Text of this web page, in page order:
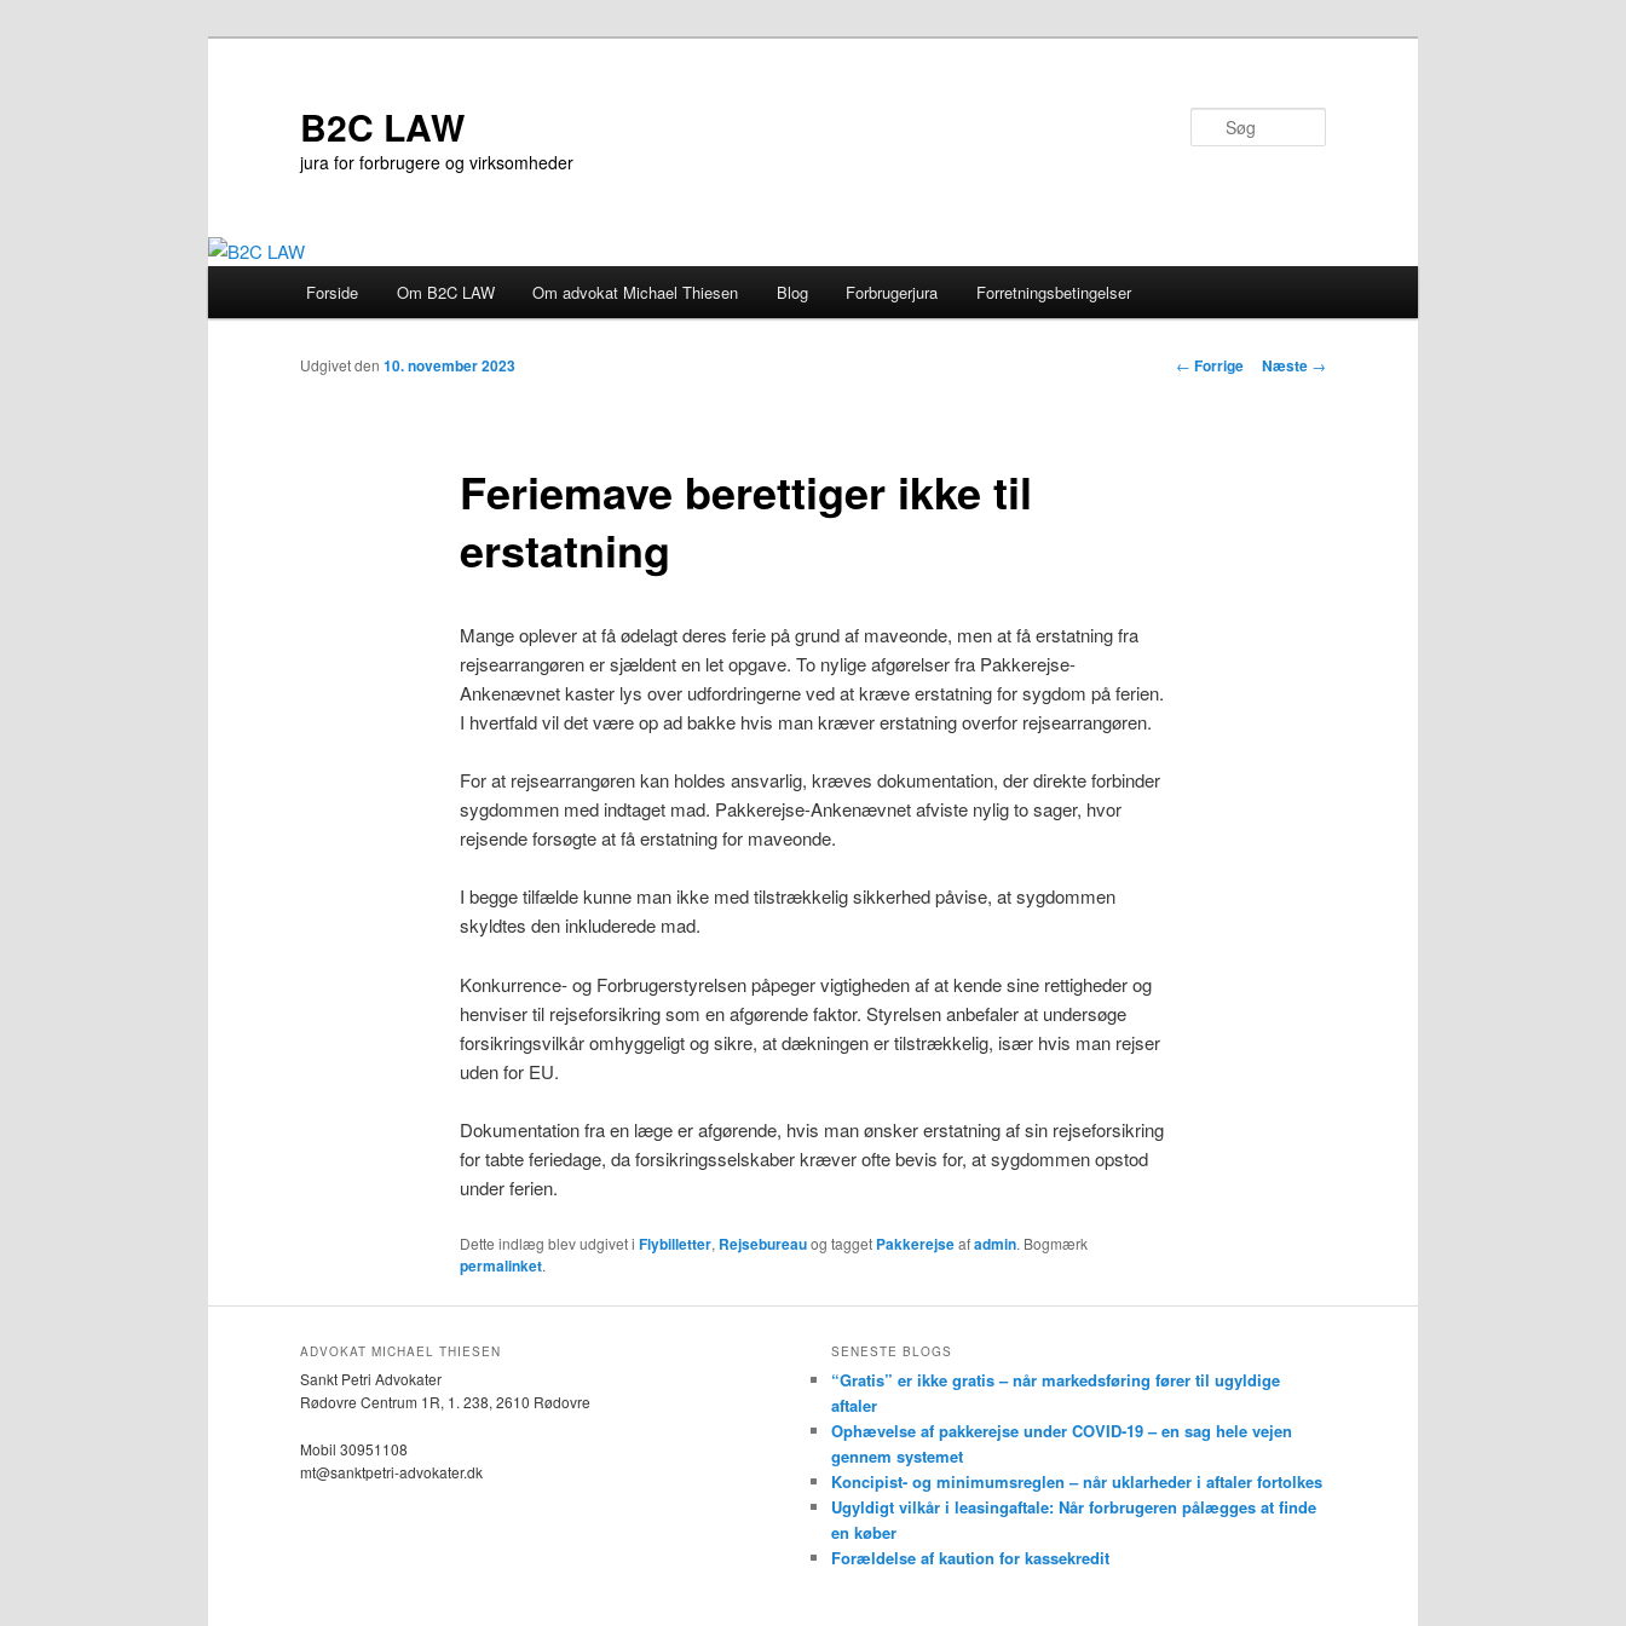
B2C LAW
jura for forbrugere og virksomheder
Forside Om B2C LAW Om advokat Michael Thiesen Blog Forbrugerjura Forretningsbetingelser
Indlægsnavigation
← Forrige Næste →
Feriemave berettiger ikke til
erstatning
Udgivet den 10. november 2023
Mange oplever at få ødelagt deres ferie på grund af maveonde, men at få erstatning fra
rejsearrangøren er sjældent en let opgave. To nylige afgørelser fra Pakkerejse-
Ankenævnet kaster lys over udfordringerne ved at kræve erstatning for sygdom på ferien.
I hvertfald vil det være op ad bakke hvis man kræver erstatning overfor rejsearrangøren.
For at rejsearrangøren kan holdes ansvarlig, kræves dokumentation, der direkte forbinder
sygdommen med indtaget mad. Pakkerejse-Ankenævnet afviste nylig to sager, hvor
rejsende forsøgte at få erstatning for maveonde.
I begge tilfælde kunne man ikke med tilstrækkelig sikkerhed påvise, at sygdommen
skyldtes den inkluderede mad.
Konkurrence- og Forbrugerstyrelsen påpeger vigtigheden af at kende sine rettigheder og
henviser til rejseforsikring som en afgørende faktor. Styrelsen anbefaler at undersøge
forsikringsvilkår omhyggeligt og sikre, at dækningen er tilstrækkelig, især hvis man rejser
uden for EU.
Dokumentation fra en læge er afgørende, hvis man ønsker erstatning af sin rejseforsikring
for tabte feriedage, da forsikringsselskaber kræver ofte bevis for, at sygdommen opstod
under ferien.
Dette indlæg blev udgivet i Flybilletter, Rejsebureauog tagget Pakkerejseafadmin. Bogmærk
permalinket.
ADVOKAT MICHAEL THIESEN
Sankt Petri Advokater
Rødovre Centrum 1R, 1. 238, 2610 Rødovre
Mobil 30951108
mt@sanktpetri-advokater.dk
SENESTE BLOGS
“Gratis” er ikke gratis – når markedsføring fører til ugyldige
aftaler
Ophævelse af pakkerejse under COVID-19 – en sag hele vejen
gennem systemet
Koncipist- og minimumsreglen – når uklarheder i aftaler fortolkes
Ugyldigt vilkår i leasingaftale: Når forbrugeren pålægges at finde
en køber
Forældelse af kaution for kassekredit